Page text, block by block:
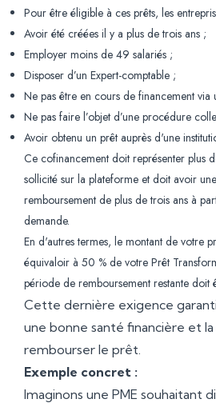
Pour être éligible à ces prêts, les
Avoir été créées il y a plus de trois ans ;
Employer moins de 49 salariés ;
Disposer d’un Expert-comptable ;
Ne pas être en cours de financement via
Ne pas faire l’objet d’une procédure
Avoir obtenu un prêt auprès d'une
Ce cofinancement doit représenter plus
sollicité sur la plateforme et doit avoir
remboursement de plus de trois ans à
demande.
En d'autres termes, le montant de votre
équivaloir à 50 % de votre Prêt
période de remboursement restante doit
Cette dernière exigence
une bonne santé financière et
rembourser le prêt.
Exemple concret :
Imaginons une PME souhaitant